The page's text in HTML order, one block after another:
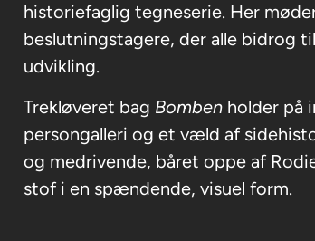
historiefaglig tegneserie. Her
beslutningstagere, der alle bidrog
udvikling.
Trekløveret bag Bombenholder på
persongalleri og et væld af
og medrivende, båret oppe af
stof i en spændende, visuel form.